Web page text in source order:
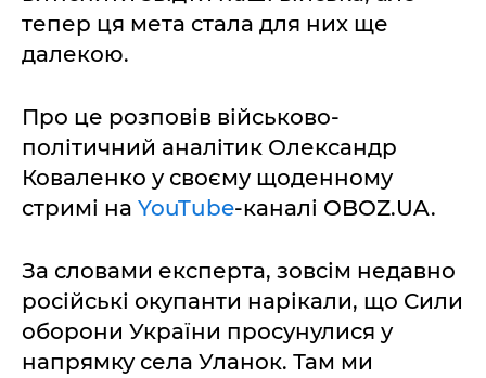
тепер ця мета стала для них ще
далекою.
Про це розповів військово-
політичний аналітик Олександр
Коваленко у своєму щоденному
стримі на YouTube-каналі OBOZ.UA.
За словами експерта, зовсім недавно
російські окупанти нарікали, що Сили
оборони України просунулися у
напрямку села Уланок. Там ми